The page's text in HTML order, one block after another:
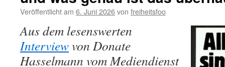
Veröffentlicht am 6. Juni 2026von freiheitsfoo
Aus dem lesenswerten
Interviewvon Donate
Hasselmann vom Mediendienst